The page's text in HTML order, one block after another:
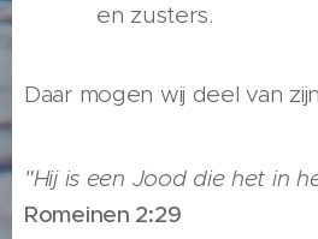
en zusters.
Daar mogen wij deel van
"Hij is een Jood die het in
Romeinen 2:29